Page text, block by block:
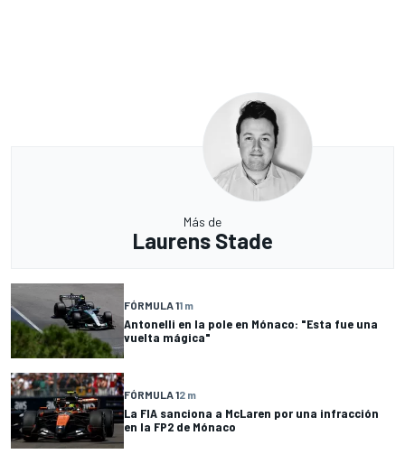
Más de
Laurens Stade
FÓRMULA 11 m
Antonelli en la pole en Mónaco: "Esta fue una
vuelta mágica"
FÓRMULA 12 m
La FIA sanciona a McLaren por una infracción
en la FP2 de Mónaco